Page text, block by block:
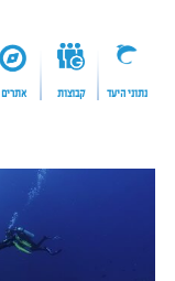
נתוני היעד קבוצות אתרים